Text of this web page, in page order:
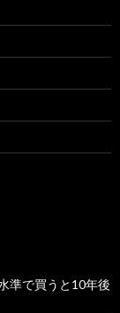
準で買うと10年後